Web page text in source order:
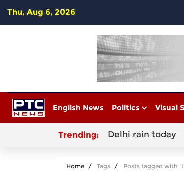
Thu, Aug 6, 2026
English News Politics Visual
Trending: Delhi rain today
Home Tags Posts tagged with